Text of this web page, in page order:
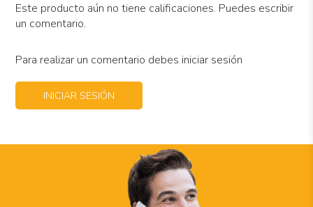
Este producto aún no tiene calificaciones. Puedes escribir
un comentario.
Para realizar un comentario debes iniciar sesión
INICIAR SESIÓN